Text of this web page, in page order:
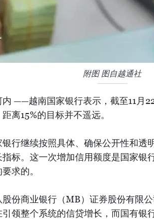
附图 图自越通社
内 ——越南国家银行表示，截至11月
距离15%的目标并不遥远。
银行继续按照具体、确保公开性和透
标。这一次增加信用额度是国家银
求的。
股份商业银行（MB）证券股份有限
领整个系统的信贷增长，而国有银